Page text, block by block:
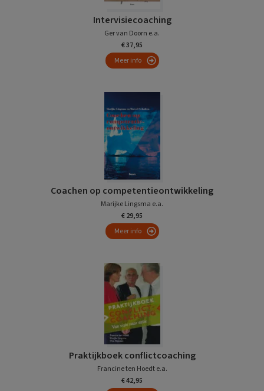
Intervisiecoaching
Ger van Doorn e.a.
€ 37,95
Meer info
Coachen op competentieontwikkeling
Marijke Lingsma e.a.
€ 29,95
Meer info
Praktijkboek conflictcoaching
Francine ten Hoedt e.a.
€ 42,95